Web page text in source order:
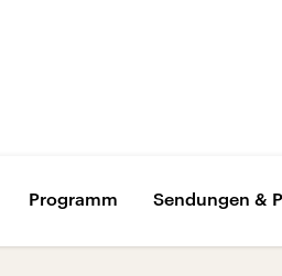
Programm Sendungen &